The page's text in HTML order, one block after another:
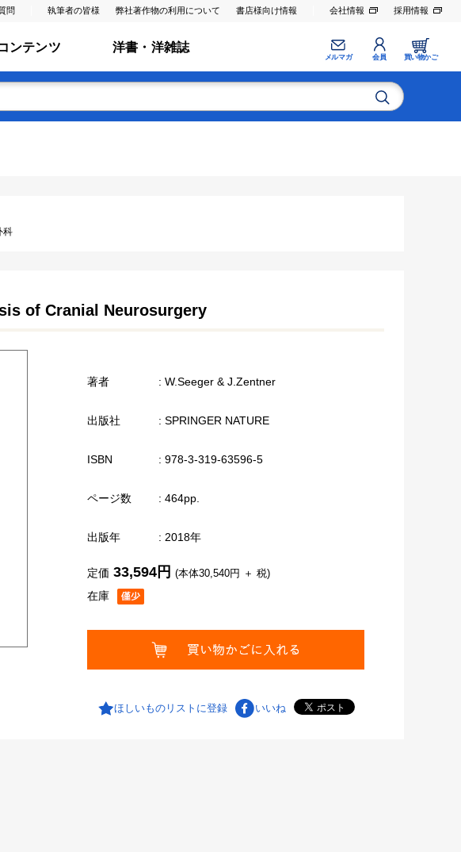
問 執筆者の皆様 弊社著作物の利用について 書店様向け情報 会社情報 採用情報
ンテンツ 洋書・洋雑誌
メルマガ 会員 買い物かご
科
of Cranial Neurosurgery
著者 : W.Seeger & J.Zentner
出版社 : SPRINGER NATURE
ISBN : 978-3-319-63596-5
ページ数 : 464pp.
出版年 : 2018年
在庫
定価 33,594円 (本体30,540円 ＋ 税)
ほしいものリストに登録 いいね